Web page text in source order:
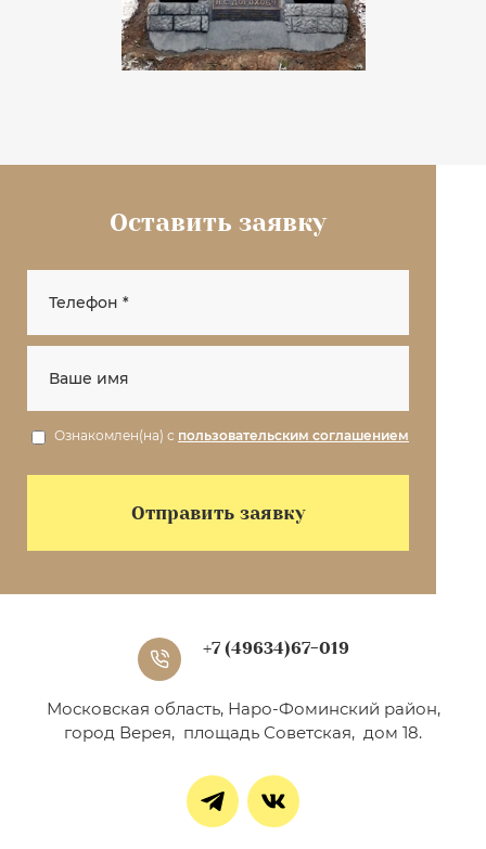
+7 (49634)67-019
Московская область, Наро-Фоминский район,
город Верея, площадь Советская, дом 18.
Оставить заявку
Ознакомлен(на) с пользовательским соглашением
Отправить заявку